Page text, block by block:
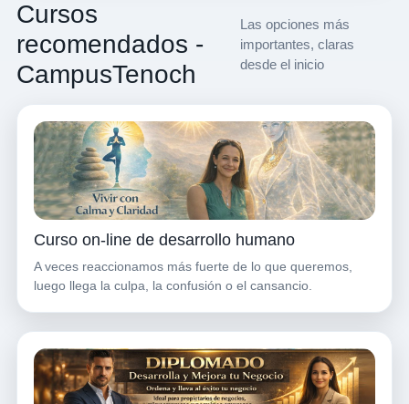
Cursos
recomendados -
CampusTenoch
Las opciones más
importantes, claras
desde el inicio
Curso on-line de desarrollo humano
A veces reaccionamos más fuerte de lo que queremos,
luego llega la culpa, la confusión o el cansancio.